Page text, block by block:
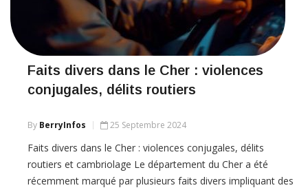
Faits divers dans le Cher : violences
conjugales, délits routiers
By BerryInfos 25 Septembre 2024
Faits divers dans le Cher : violences conjugales, délits
routiers et cambriolage Le département du Cher a été
récemment marqué par plusieurs faits divers impliquant des